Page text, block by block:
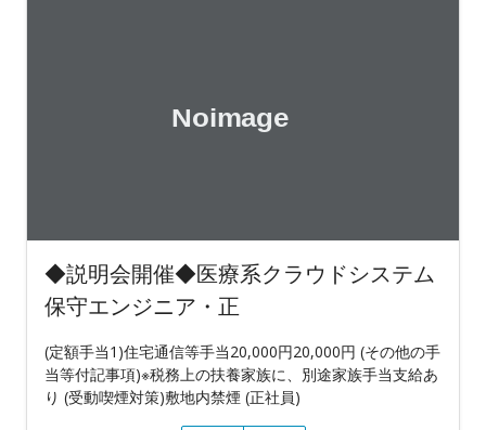
◆説明会開催◆医療系クラウドシステム
保守エンジニア・正
(定額手当1)住宅通信等手当20,000円20,000円 (その他の手
当等付記事項)※税務上の扶養家族に、別途家族手当支給あ
り (受動喫煙対策)敷地内禁煙 (正社員)